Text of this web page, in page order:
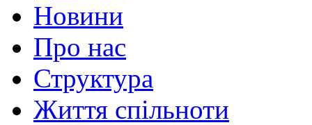
Новини
Про нас
Структура
Життя спільноти